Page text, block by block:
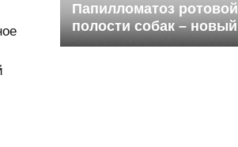
Папилломатоз ротовой
полости собак – новый
подход к лечению